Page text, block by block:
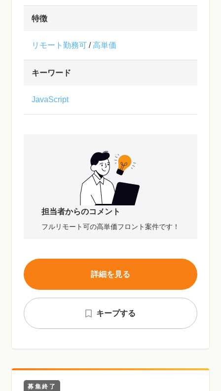
特徴
リモート勤務可 /高単価
キーワード
JavaScript
担当者からのコメント
フルリモート可の高単価フロント案件です！
キープする
詳細を見る
募集終了